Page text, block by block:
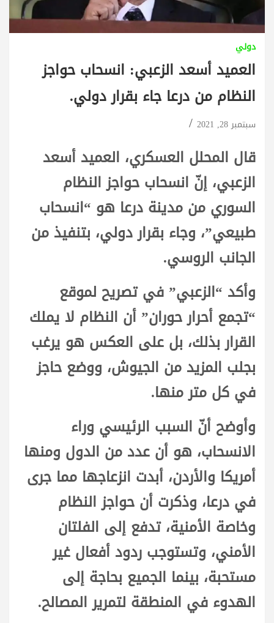
دولي
العميد أسعد الزعبي: انسحاب حواجز
النظام من درعا جاء بقرار دولي.
سبتمبر 28, 2021
قال المحلل العسكري، العميد أسعد
الزعبي، إنّ انسحاب حواجز النظام
السوري من مدينة درعا هو “انسحاب
طبيعي”، وجاء بقرار دولي، بتنفيذ من
الجانب الروسي.
وأكد “الزعبي” في تصريح لموقع
“تجمع أحرار حوران” أن النظام لا يملك
القرار بذلك، بل على العكس هو يرغب
بجلب المزيد من الجيوش، ووضع حاجز
في كل متر منها.
وأوضح أنّ السبب الرئيسي وراء
الانسحاب، هو أن عدد من الدول ومنها
أمريكا والأردن، أبدت انزعاجها مما جرى
في درعا، وذكرت أن حواجز النظام
وخاصة الأمنية، تدفع إلى الفلتان
الأمني، وتستوجب ردود أفعال غير
مستحبة، بينما الجميع بحاجة إلى
الهدوء في المنطقة لتمرير المصالح.